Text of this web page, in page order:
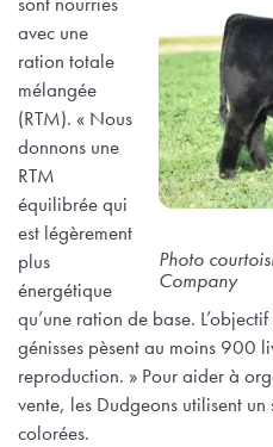
Photo
Company
avec une
ration totale
mélangée
(RTM). « Nous
donnons une
RTM
équilibrée qui
est légèrement
plus
énergétique
qu’une ration de base.
génisses pèsent au moins 900
reproduction. » Pour aider à
vente, les Dudgeons utilisent un
colorées.